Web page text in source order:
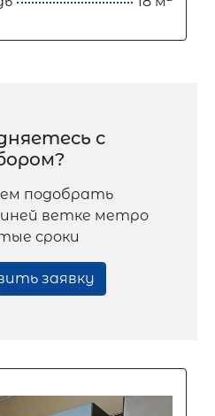
с
подобрать
ветке метро
сроки
заявку